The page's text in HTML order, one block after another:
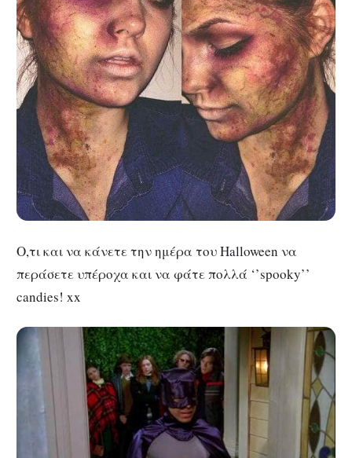
Ο,τι και να κάνετε την ημέρα του Halloween να
περάσετε υπέροχα και να φάτε πολλά ‘’spooky’’
candies! xx